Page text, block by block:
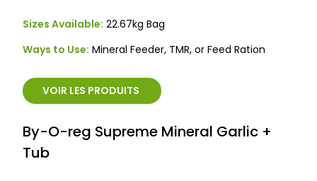
Sizes Available: 22.67kg Bag
Ways to Use: Mineral Feeder, TMR, or Feed Ration
VOIR LES PRODUITS
By-O-reg Supreme Mineral Garlic +
Tub